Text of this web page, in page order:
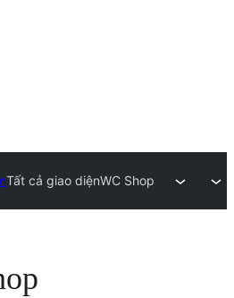
Tất cả giao diệnWC Shop